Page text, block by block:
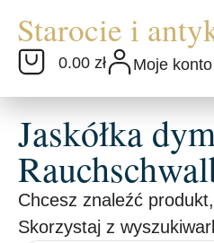
0.00 zł Moje konto
Jaskółka
Chcesz znaleźć
Skorzystaj z